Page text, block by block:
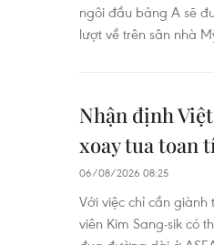
ngôi đầu bảng A sẽ
lượt về trên sân nhà
Nhận định
xoay tua toan
06/08/2026 08:25
Với việc chỉ cần
viên Kim Sang-sik có